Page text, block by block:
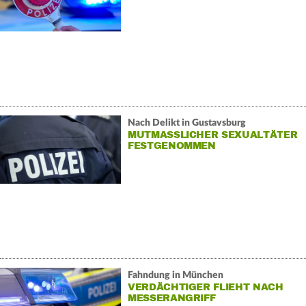
Nach Delikt in Gustavsburg
MUTMASSLICHER SEXUALTÄTER F
ESTGENOMMEN
Fahndung in München
VERDÄCHTIGER FLIEHT NACH
MESSERANGRIFF